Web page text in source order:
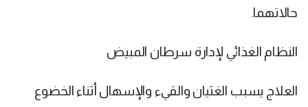
حالاتهما.
النظام الغذائي لإدارة سرطان المبيض
العلاج يسبب الغثيان والقيء والإسهال أثناء الخضوع